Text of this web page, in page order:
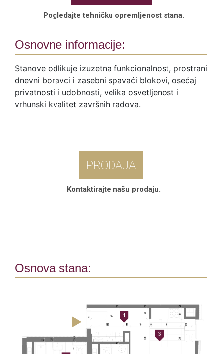
Pogledajte tehničku opremljenost stana.
Osnovne informacije:
Stanove odlikuje izuzetna funkcionalnost, prostrani
dnevni boravci i zasebni spavaći blokovi, osećaj
privatnosti i udobnosti, velika osvetljenost i
vrhunski kvalitet završnih radova.
PRODAJA
Kontaktirajte našu prodaju.
Osnova stana: